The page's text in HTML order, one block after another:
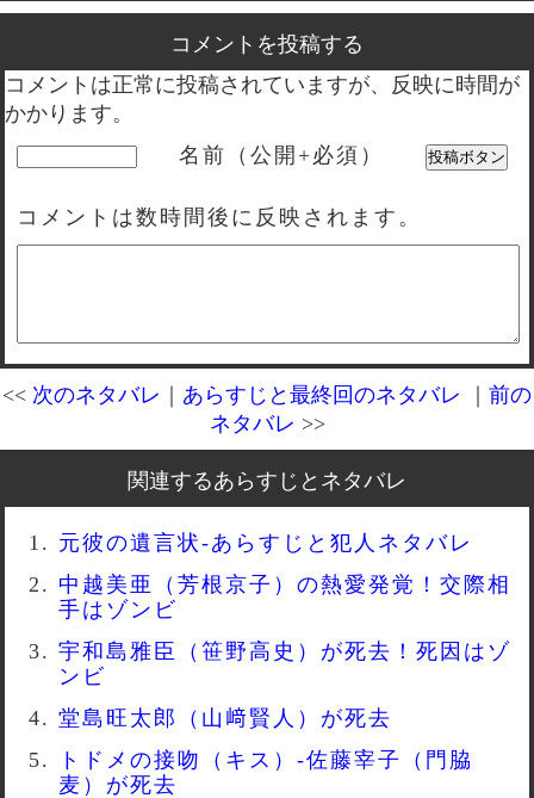
コメントを投稿する
コメントは正常に投稿されていますが、反映に時間が
かかります。
名前（公開+必須）
コメントは数時間後に反映されます。
<< 次のネタバレ あらすじと最終回のネタバレ
前の
ネタバレ >>
関連するあらすじとネタバレ
元彼の遺言状-あらすじと犯人ネタバレ
中越美亜（芳根京子）の熱愛発覚！交際相
手はゾンビ
宇和島雅臣（笹野高史）が死去！死因はゾ
ンビ
堂島旺太郎（山﨑賢人）が死去
トドメの接吻（キス）-佐藤宰子（門脇
麦）が死去